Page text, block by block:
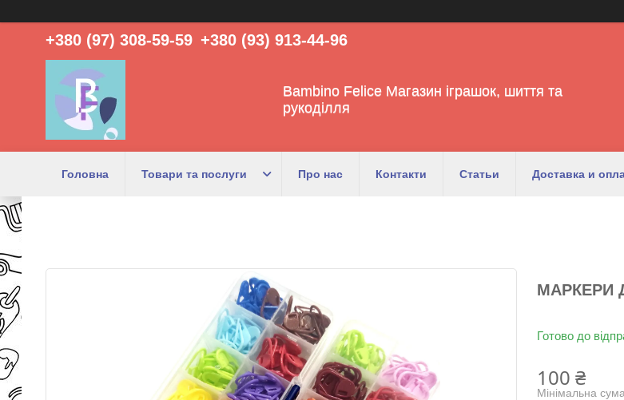
+380 (97) 308-59-59 +380 (93) 913-44-96
Bambino Felice Магазин іграшок, шиття та
рукоділля
Головна Товари та послуги Про нас Контакти Статьи Доставка и
МАРКЕРИ
Готово до
100 ₴
Мінімальна